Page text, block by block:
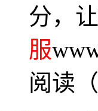
分，
服
阅读